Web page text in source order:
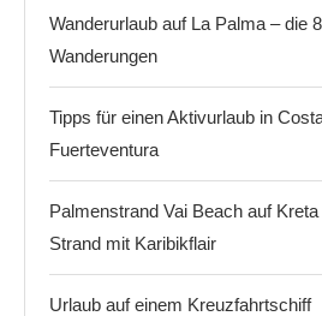
Wanderurlaub auf La Palma – die
Wanderungen
Tipps für einen Aktivurlaub in
Fuerteventura
Palmenstrand Vai Beach auf
Strand mit Karibikflair
Urlaub auf einem Kreuzfahrtschiff